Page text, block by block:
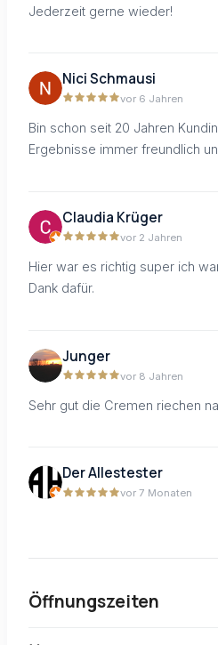
Jederzeit gerne wieder!
Nici Schmausi
vor 6 Jahren
Bin schon seit 20 Jahren
Ergebnisse immer freundlich
Claudia Krüger
vor 2 Jahren
Hier war es richtig super ich
Dank dafür.
Junger
vor 8 Jahren
Sehr gut die Cremen riechen
Der Allestester
vor 7 Monaten
Öffnungszeiten